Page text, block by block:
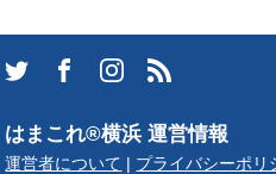
はまこれ®横浜 運営情報
運営者について プライバシーポリ